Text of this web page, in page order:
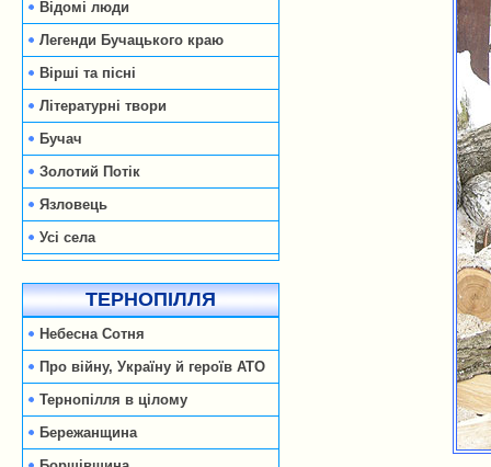
Відомі люди
Легенди Бучацького краю
Вірші та пісні
Літературні твори
Бучач
Золотий Потік
Язловець
Усі села
ТЕРНОПІЛЛЯ
Небесна Сотня
Про війну, Україну й героїв АТО
Тернопілля в цілому
Бережанщина